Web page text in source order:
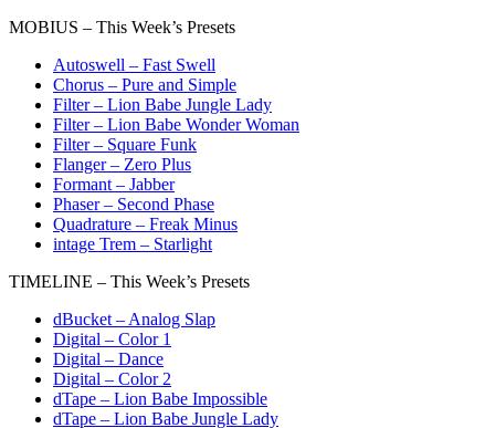
MOBIUS – This Week’s Presets
Autoswell – Fast Swell
Chorus – Pure and Simple
Filter – Lion Babe Jungle Lady
Filter – Lion Babe Wonder Woman
Filter – Square Funk
Flanger – Zero Plus
Formant – Jabber
Phaser – Second Phase
Quadrature – Freak Minus
intage Trem – Starlight
TIMELINE – This Week’s Presets
dBucket – Analog Slap
Digital – Color 1
Digital – Dance
Digital – Color 2
dTape – Lion Babe Impossible
dTape – Lion Babe Jungle Lady